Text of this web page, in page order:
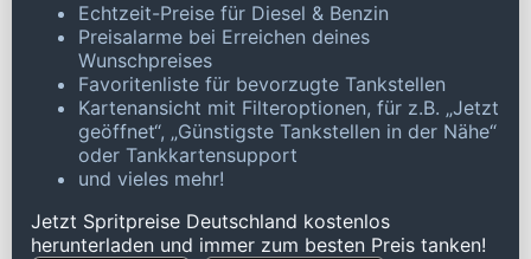
Echtzeit-Preise für Diesel & Benzin
Preisalarme bei Erreichen deines
Wunschpreises
Favoritenliste für bevorzugte Tankstellen
Kartenansicht mit Filteroptionen, für z.B. „Jetzt
geöffnet“, „Günstigste Tankstellen in der Nähe“
oder Tankkartensupport
und vieles mehr!
Jetzt Spritpreise Deutschland kostenlos
herunterladen und immer zum besten Preis tanken!